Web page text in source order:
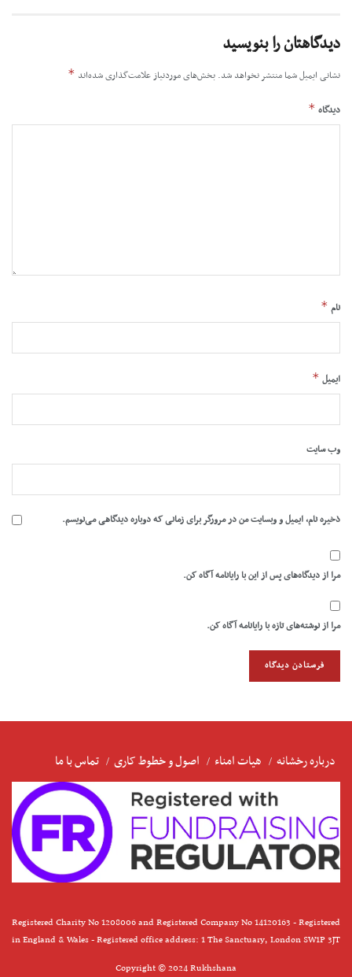
دیدگاهتان را بنویسید
نشانی ایمیل شما منتشر نخواهد شد. بخش‌های موردنیاز علامت‌گذاری شده‌اند *
دیدگاه *
نام *
ایمیل *
وب‌ سایت
ذخیره نام، ایمیل و وبسایت من در مرورگر برای زمانی که دوباره دیدگاهی می‌نویسم.
مرا از دیدگاه‌های پس از این با رایانامه آگاه کن.
مرا از نوشته‌های تازه با رایانامه آگاه کن.
درباره رخشانه هیات امناء اصول و خطوط کاری تماس با ما
Registered Charity No 1208006 and Registered Company No 14120163 - Registered
in England & Wales - Registered office address: 1 The Sanctuary, London SW1P 3JT
Copyright © 2024 Rukhshana